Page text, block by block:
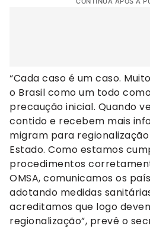
“Cada caso é um caso.
o Brasil como um todo
precaução inicial. Quando
contido e recebem mais
migram para
Estado. Como estamos
procedimentos
OMSA, comunicamos os
adotando medidas
acreditamos que logo
regionalização”, prevê o